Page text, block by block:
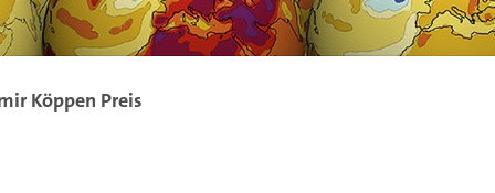
Köppen Preis